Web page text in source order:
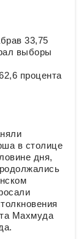
33,75
выборы
процента
в столице
дня,
Махмуда